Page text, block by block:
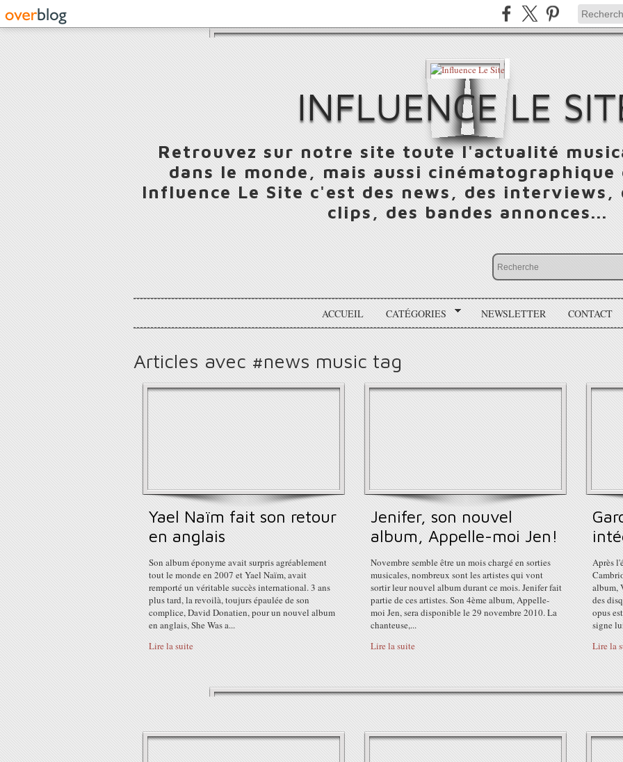
INFLUENCE LE
Retrouvez sur notre site toute l'actualité
dans le monde, mais aussi
Influence Le Site c'est des news, des interviews,
clips, des bandes annonces...
ACCUEIL CATÉGORIES NEWSLETTER CONTACT
Articles avec #news music tag
Yael Naïm fait son retour
en anglais
Son album éponyme avait surpris agréablement
tout le monde en 2007 et Yael Naïm, avait
remporté un véritable succès international. 3 ans
plus tard, la revoilà, toujurs épaulée de son
complice, David Donatien, pour un nouvel album
en anglais, She Was a...
Lire la suite
Jenifer, son nouvel
album, Appelle-moi Jen!
Novembre semble être un mois chargé en sorties
musicales, nombreux sont les artistes qui vont
sortir leur nouvel album durant ce mois. Jenifer fait
partie de ces artistes. Son 4ème album, Appelle-
moi Jen, sera disponible le 29 novembre 2010. La
chanteuse,...
Lire la suite
Après
album,
des
opus
signe
Lire la